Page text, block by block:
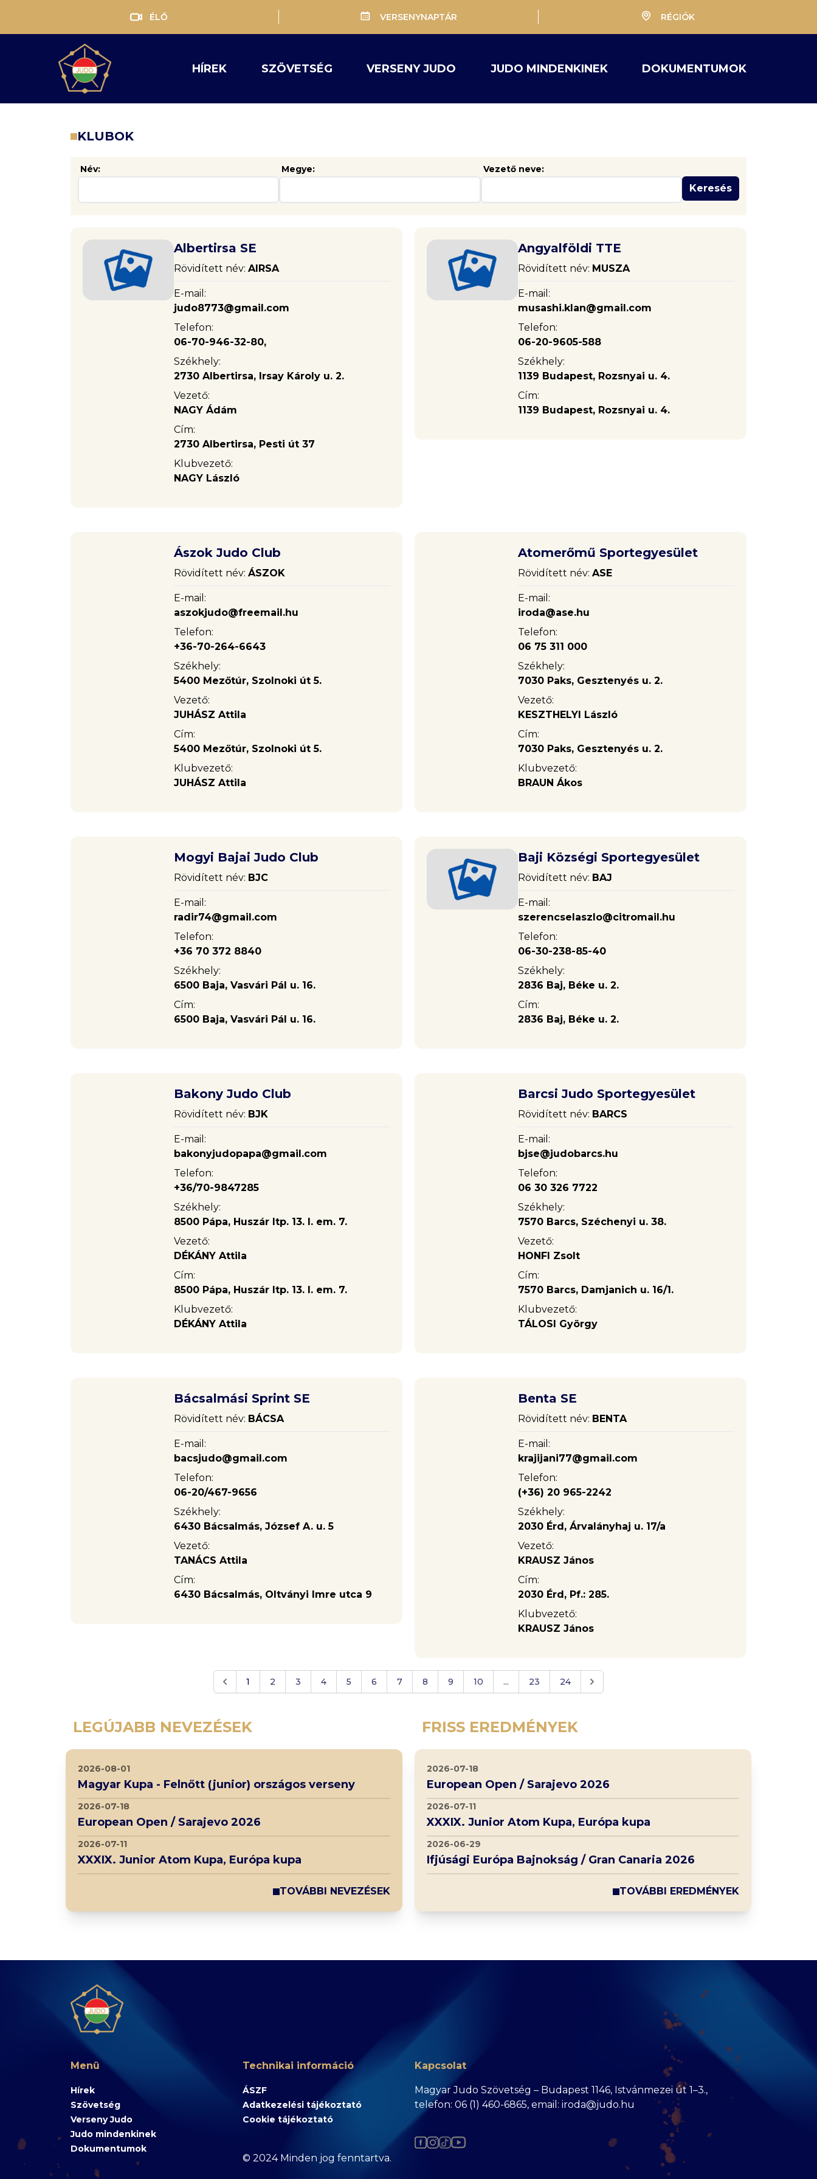
ÉLŐ VERSENYNAPTÁR RÉGIÓK
HÍREK SZÖVETSÉG VERSENY JUDO JUDO MINDENKINEK DOKUMENTUMOK
KLUBOK
Név: Megye: Vezető neve:
Keresés
Albertirsa SE
Rövidített név: AIRSA
E-mail:
judo8773@gmail.com
Telefon:
06-70-946-32-80,
Székhely:
2730 Albertirsa, Irsay Károly u. 2.
Vezető:
NAGY Ádám
Cím:
2730 Albertirsa, Pesti út 37
Klubvezető:
NAGY László
Angyalföldi TTE
Rövidített név: MUSZA
E-mail:
musashi.klan@gmail.com
Telefon:
06-20-9605-588
Székhely:
1139 Budapest, Rozsnyai u. 4.
Cím:
1139 Budapest, Rozsnyai u. 4.
Ászok Judo Club
Rövidített név: ÁSZOK
E-mail:
aszokjudo@freemail.hu
Telefon:
+36-70-264-6643
Székhely:
5400 Mezőtúr, Szolnoki út 5.
Vezető:
JUHÁSZ Attila
Cím:
5400 Mezőtúr, Szolnoki út 5.
Klubvezető:
JUHÁSZ Attila
Atomerőmű Sportegyesület
Rövidített név: ASE
E-mail:
iroda@ase.hu
Telefon:
06 75 311 000
Székhely:
7030 Paks, Gesztenyés u. 2.
Vezető:
KESZTHELYI László
Cím:
7030 Paks, Gesztenyés u. 2.
Klubvezető:
BRAUN Ákos
Mogyi Bajai Judo Club
Rövidített név: BJC
E-mail:
radir74@gmail.com
Telefon:
+36 70 372 8840
Székhely:
6500 Baja, Vasvári Pál u. 16.
Cím:
6500 Baja, Vasvári Pál u. 16.
Baji Községi Sportegyesület
Rövidített név: BAJ
E-mail:
szerencselaszlo@citromail.hu
Telefon:
06-30-238-85-40
Székhely:
2836 Baj, Béke u. 2.
Cím:
2836 Baj, Béke u. 2.
Bakony Judo Club
Rövidített név: BJK
E-mail:
bakonyjudopapa@gmail.com
Telefon:
+36/70-9847285
Székhely:
8500 Pápa, Huszár ltp. 13. I. em. 7.
Vezető:
DÉKÁNY Attila
Cím:
8500 Pápa, Huszár ltp. 13. I. em. 7.
Klubvezető:
DÉKÁNY Attila
Barcsi Judo Sportegyesület
Rövidített név: BARCS
E-mail:
bjse@judobarcs.hu
Telefon:
06 30 326 7722
Székhely:
7570 Barcs, Széchenyi u. 38.
Vezető:
HONFI Zsolt
Cím:
7570 Barcs, Damjanich u. 16/1.
Klubvezető:
TÁLOSI György
Bácsalmási Sprint SE
Rövidített név: BÁCSA
E-mail:
bacsjudo@gmail.com
Telefon:
06-20/467-9656
Székhely:
6430 Bácsalmás, József A. u. 5
Vezető:
TANÁCS Attila
Cím:
6430 Bácsalmás, Oltványi Imre utca 9
Benta SE
Rövidített név: BENTA
E-mail:
krajijani77@gmail.com
Telefon:
(+36) 20 965-2242
Székhely:
2030 Érd, Árvalányhaj u. 17/a
Vezető:
KRAUSZ János
Cím:
2030 Érd, Pf.: 285.
Klubvezető:
KRAUSZ János
1 2 3 4 5 6 7 8 9 10 ... 23 24
LEGÚJABB NEVEZÉSEK FRISS EREDMÉNYEK
2026-08-01
Magyar Kupa - Felnőtt (junior) országos verseny
2026-07-18
European Open / Sarajevo 2026
2026-07-11
XXXIX. Junior Atom Kupa, Európa kupa
TOVÁBBI NEVEZÉSEK
2026-07-18
European Open / Sarajevo 2026
2026-07-11
XXXIX. Junior Atom Kupa, Európa kupa
2026-06-29
Ifjúsági Európa Bajnokság / Gran Canaria 2026
TOVÁBBI EREDMÉNYEK
Menü
Hírek
Szövetség
Verseny Judo
Judo mindenkinek
Dokumentumok
Technikai információ
ÁSZF
Adatkezelési tájékoztató
Cookie tájékoztató
© 2024 Minden jog fenntartva.
Kapcsolat
Magyar Judo Szövetség – Budapest 1146, Istvánmezei út 1–3.,
telefon: 06 (1) 460-6865, email: iroda@judo.hu